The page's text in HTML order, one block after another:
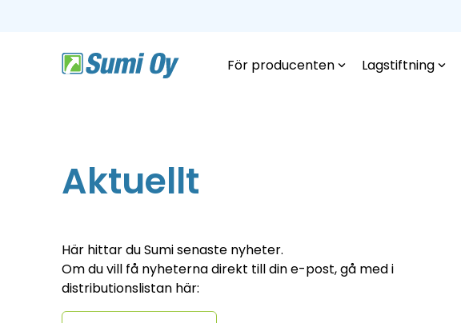
För producenten Lagstiftning
Aktuellt
Här hittar du Sumi senaste nyheter.
Om du vill få nyheterna direkt till din e-post, gå med i
distributionslistan här: